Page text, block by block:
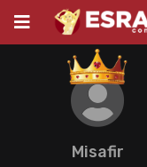
Misafir